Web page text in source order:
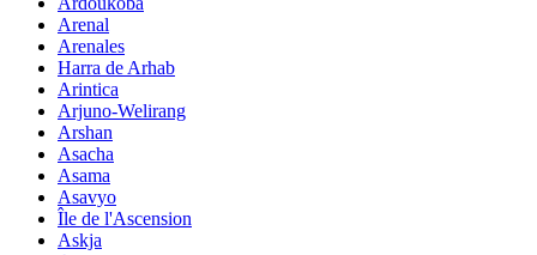
Arenal
Arenales
Harra de Arhab
Arintica
Arjuno-Welirang
Arshan
Asacha
Asama
Asavyo
Île de l'Ascension
Askja